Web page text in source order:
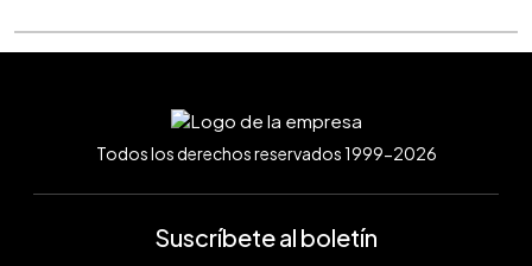
Todos los derechos reservados 1999-2026
Suscríbete al boletín